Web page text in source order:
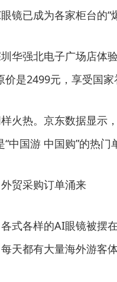
已成为各家柜台的“爆
强北电子广场店体
是2499元，享受国家
热。京东数据显示
中国游 中国购”的热门
贸采购订单涌来
各样的AI眼镜被摆
天都有大量海外游客